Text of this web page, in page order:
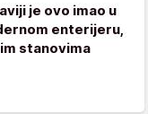
je ovo imao u
enterijeru,
stanovima